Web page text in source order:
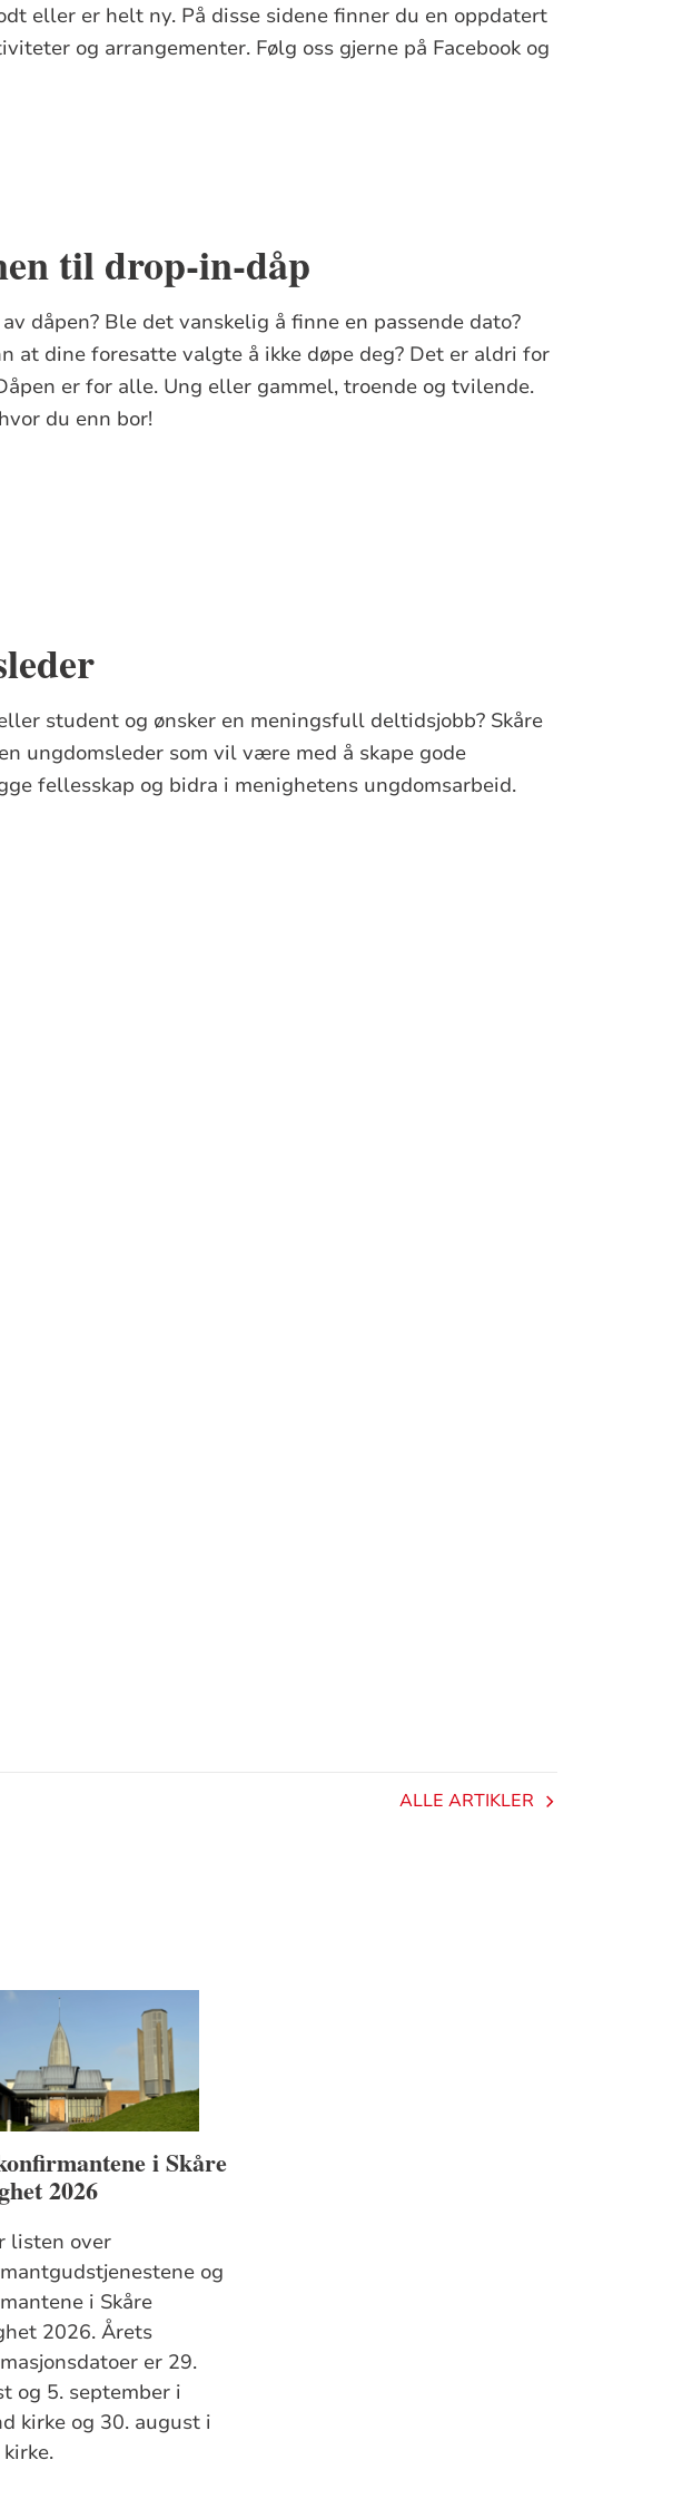
eller er helt ny. På disse sidene finner du en oppdatert
og arrangementer. Følg oss gjerne på Facebook og
til drop-in-dåp
dåpen? Ble det vanskelig å finne en passende dato?
at dine foresatte valgte å ikke døpe deg? Det er aldri for
er for alle. Ung eller gammel, troende og tvilende.
du enn bor!
student og ønsker en meningsfull deltidsjobb? Skåre
ungdomsleder som vil være med å skape gode
fellesskap og bidra i menighetens ungdomsarbeid.
ALLE ARTIKLER
i Skåre
2026
listen over
og
i Skåre
2026. Årets
er 29.
og 5. september i
kirke og 30. august i
kirke.